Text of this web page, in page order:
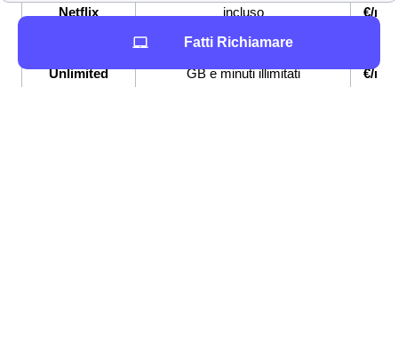
Netflix
incluso
€/
Unlimited
Fibra fino a 2,5 Gbps, Sim con
GB e minuti illimitati
€/
Fatti Richiamare